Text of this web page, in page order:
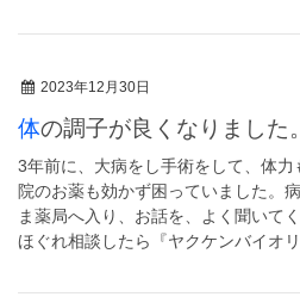
2023年12月30日
体の調子が良くなりまし
3年前に、大病をし手術をして、体
院のお薬も効かず困っていました。
ま薬局へ入り、お話を、よく聞いて
ほぐれ相談したら『ヤクケンバイオ